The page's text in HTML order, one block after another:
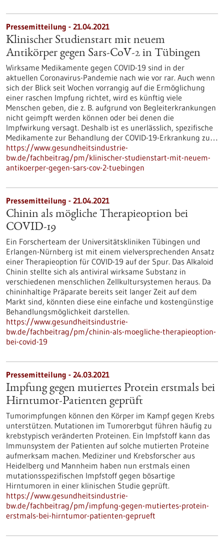
Pressemitteilung - 21.04.2021
Klinischer Studienstart mit neuem
Antikörper gegen Sars-CoV-2 in Tübingen
Wirksame Medikamente gegen COVID-19 sind in der
aktuellen Coronavirus-Pandemie nach wie vor rar. Auch wenn
sich der Blick seit Wochen vorrangig auf die Ermöglichung
einer raschen Impfung richtet, wird es künftig viele
Menschen geben, die z. B. aufgrund von Begleiterkrankungen
nicht geimpft werden können oder bei denen die
Impfwirkung versagt. Deshalb ist es unerlässlich, spezifische
Medikamente zur Behandlung der COVID-19-Erkrankung zu…
https://www.gesundheitsindustrie-
bw.de/fachbeitrag/pm/klinischer-studienstart-mit-neuem-
antikoerper-gegen-sars-cov-2-tuebingen
Pressemitteilung - 21.04.2021
Chinin als mögliche Therapieoption bei
COVID-19
Ein Forscherteam der Universitätskliniken Tübingen und
Erlangen-Nürnberg ist mit einem vielversprechenden Ansatz
einer Therapieoption für COVID-19 auf der Spur. Das Alkaloid
Chinin stellte sich als antiviral wirksame Substanz in
verschiedenen menschlichen Zellkultursystemen heraus. Da
chininhaltige Präparate bereits seit langer Zeit auf dem
Markt sind, könnten diese eine einfache und kostengünstige
Behandlungsmöglichkeit darstellen.
https://www.gesundheitsindustrie-
bw.de/fachbeitrag/pm/chinin-als-moegliche-therapieoption-
bei-covid-19
Pressemitteilung - 24.03.2021
Impfung gegen mutiertes Protein erstmals bei
Hirntumor-Patienten geprüft
Tumorimpfungen können den Körper im Kampf gegen Krebs
unterstützen. Mutationen im Tumorerbgut führen häufig zu
krebstypisch veränderten Proteinen. Ein Impfstoff kann das
Immunsystem der Patienten auf solche mutierten Proteine
aufmerksam machen. Mediziner und Krebsforscher aus
Heidelberg und Mannheim haben nun erstmals einen
mutationsspezifischen Impfstoff gegen bösartige
Hirntumoren in einer klinischen Studie geprüft.
https://www.gesundheitsindustrie-
bw.de/fachbeitrag/pm/impfung-gegen-mutiertes-protein-
erstmals-bei-hirntumor-patienten-geprueft